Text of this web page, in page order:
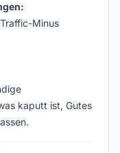
Minus
kaputt ist, Gutes